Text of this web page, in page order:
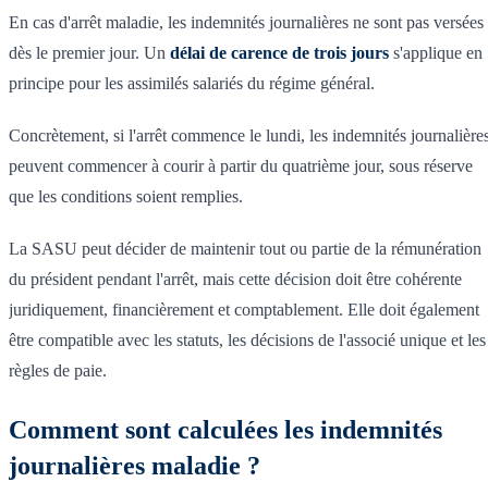
En cas d'arrêt maladie, les indemnités journalières ne sont pas versées
dès le premier jour. Un délai de carence de trois jours s'applique en
principe pour les assimilés salariés du régime général.
Concrètement, si l'arrêt commence le lundi, les indemnités
peuvent commencer à courir à partir du quatrième jour, sous réserve
que les conditions soient remplies.
La SASU peut décider de maintenir tout ou partie de la rémunération
du président pendant l'arrêt, mais cette décision doit être cohérente
juridiquement, financièrement et comptablement. Elle doit également
être compatible avec les statuts, les décisions de l'associé unique et les
règles de paie.
Comment sont calculées les indemnités
journalières maladie ?